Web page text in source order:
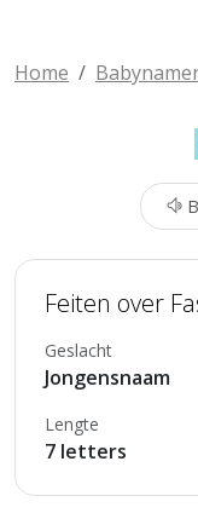
Home
Feiten over
Geslacht
Jongensnaam
Lengte
7 letters